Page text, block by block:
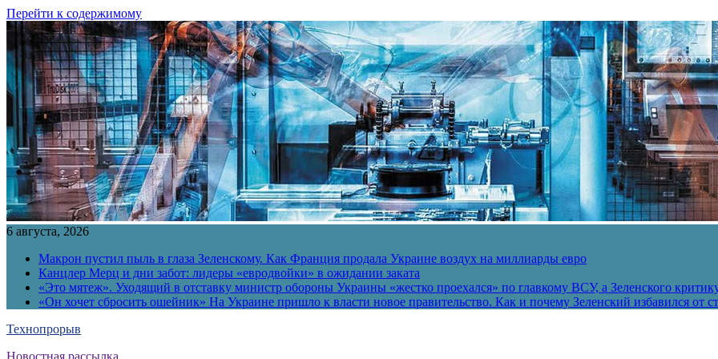
Перейти к содержимому
6 августа, 2026
Макрон пустил пыль в глаза Зеленскому. Как Франция продала Украине воздух на миллиарды евро
Канцлер Мерц и дни забот: лидеры «евродвойки» в ожидании заката
«Это мятеж». Уходящий в отставку министр обороны Украины «жестко проехался» по главкому ВСУ, а Зеленского
«Он хочет сбросить ошейник» На Украине пришло к власти новое правительство. Как и почему Зеленский избавился от
Технопрорыв
Новостная рассылка